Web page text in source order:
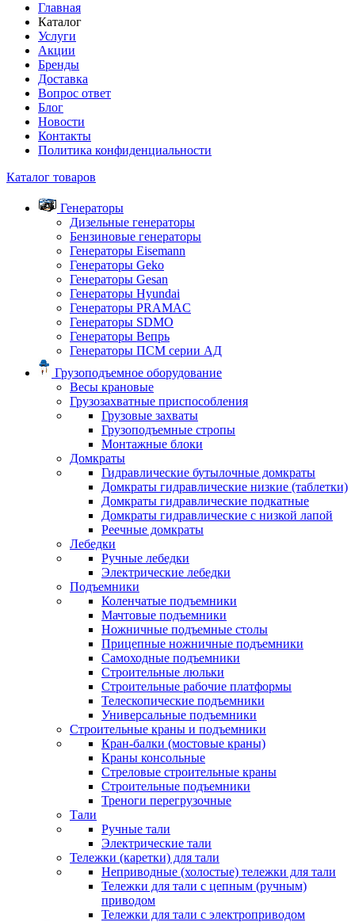
Главная
Каталог
Услуги
Акции
Бренды
Доставка
Вопрос ответ
Блог
Новости
Контакты
Политика конфиденциальности
Каталог товаров
Генераторы
Дизельные генераторы
Бензиновые генераторы
Генераторы Eisemann
Генераторы Geko
Генераторы Gesan
Генераторы Hyundai
Генераторы PRAMAC
Генераторы SDMO
Генераторы Вепрь
Генераторы ПСМ серии АД
Грузоподъемное оборудование
Весы крановые
Грузозахватные приспособления
Грузовые захваты
Грузоподъемные стропы
Монтажные блоки
Домкраты
Гидравлические бутылочные домкраты
Домкраты гидравлические низкие (таблетки)
Домкраты гидравлические подкатные
Домкраты гидравлические с низкой лапой
Реечные домкраты
Лебедки
Ручные лебедки
Электрические лебедки
Подъемники
Коленчатые подъемники
Мачтовые подъемники
Ножничные подъемные столы
Прицепные ножничные подъемники
Самоходные подъемники
Строительные люльки
Строительные рабочие платформы
Телескопические подъемники
Универсальные подъемники
Строительные краны и подъемники
Кран-балки (мостовые краны)
Краны консольные
Стреловые строительные краны
Строительные подъемники
Треноги перегрузочные
Тали
Ручные тали
Электрические тали
Тележки (каретки) для тали
Неприводные (холостые) тележки для тали
Тележки для тали с цепным (ручным)
приводом
Тележки для тали с электроприводом